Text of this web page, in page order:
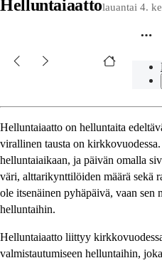
Helluntaiaattolauantai 4.
Helluntaiaatto on helluntaita
virallinen tausta on
helluntaiaikaan, ja päivän omalla
väri, alttarikynttilöiden määrä sekä
ole itsenäinen pyhäpäivä, vaan
helluntaihin.
Helluntaiaatto liittyy
valmistautumiseen helluntaihin,